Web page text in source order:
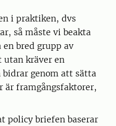
i praktiken, dvs
så måste vi beakta
bred grupp av
utan kräver en
genom att sätta
är framgångsfaktorer,
policy briefen baserar